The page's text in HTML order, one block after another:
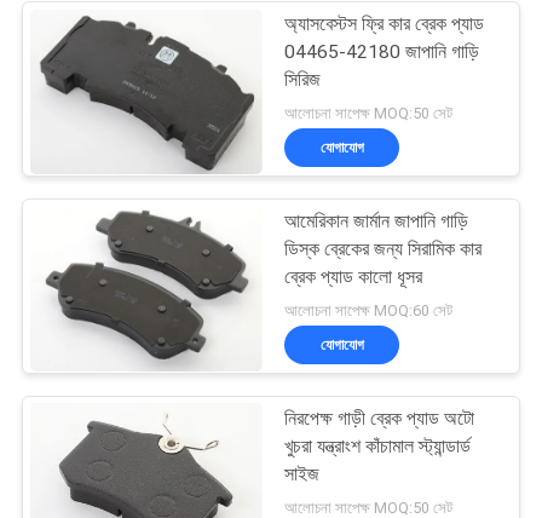
PRIVACY
POLICY
অ্যাসবেস্টস ফ্রি কার ব্রেক প্যাড
04465-42180 জাপানি গাড়ি
সিরিজ
আলোচনা সাপেক্ষ MOQ:50 সেট
যোগাযোগ
আমেরিকান জার্মান জাপানি গাড়ি
ডিস্ক ব্রেকের জন্য সিরামিক কার
ব্রেক প্যাড কালো ধূসর
আলোচনা সাপেক্ষ MOQ:60 সেট
যোগাযোগ
নিরপেক্ষ গাড়ী ব্রেক প্যাড অটো
খুচরা যন্ত্রাংশ কাঁচামাল স্ট্যান্ডার্ড
সাইজ
আলোচনা সাপেক্ষ MOQ:50 সেট